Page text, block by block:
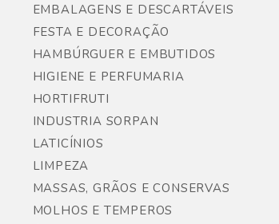
EMBALAGENS E DESCARTÁVEIS
FESTA E DECORAÇÃO
HAMBÚRGUER E EMBUTIDOS
HIGIENE E PERFUMARIA
HORTIFRUTI
INDUSTRIA SORPAN
LATICÍNIOS
LIMPEZA
MASSAS, GRÃOS E CONSERVAS
MOLHOS E TEMPEROS